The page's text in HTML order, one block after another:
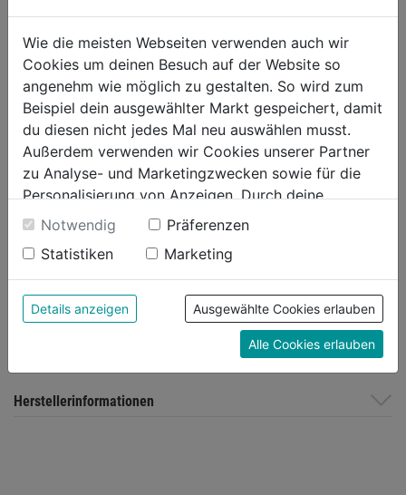
195 g, Verstärkungen: 300 g
Winddicht
Wasserdicht
Wassersäule 10.000 mm
Weitere Produktmerkmale
atmungsaktiv, wasser- und
winddicht, gefüttert, Fleece-
gefütterter Kragen,
Abnehmbare Kapuze,
Verdeckter Reißverschluss,
Weitere Produktmerkmale2
Elastischer Ärmel-
Innenbündchen, Reflektierende
Herstellerinformationen
Wie die meisten Webseiten verwenden auch wir
Cookies um deinen Besuch auf der Website so
angenehm wie möglich zu gestalten. So wird zum
Beispiel dein ausgewählter Markt gespeichert, damit
du diesen nicht jedes Mal neu auswählen musst.
Außerdem verwenden wir Cookies unserer Partner
zu Analyse- und Marketingzwecken sowie für die
Personalisierung von Anzeigen. Durch deine
Einwilligung werden die Daten von Drittanbieter,
unter anderem auch in den USA, verarbeitet.
Durch Klick auf "Alle Cookies erlauben" stimmst du
der Verwendung aller Cookies zu. Unter "Details
anzeigen" findest du alle Infos zu den
unterschiedlichen Cookies, unter "Cookies
Konfigurieren" kannst du auswählen, welche Cookies
du zulassen möchtest und welche nicht.
Datenschutzerklärung
Notwendig
Präferenzen
Statistiken
Marketing
Details anzeigen Ausgewählte Cookies erlauben
Alle Cookies erlauben